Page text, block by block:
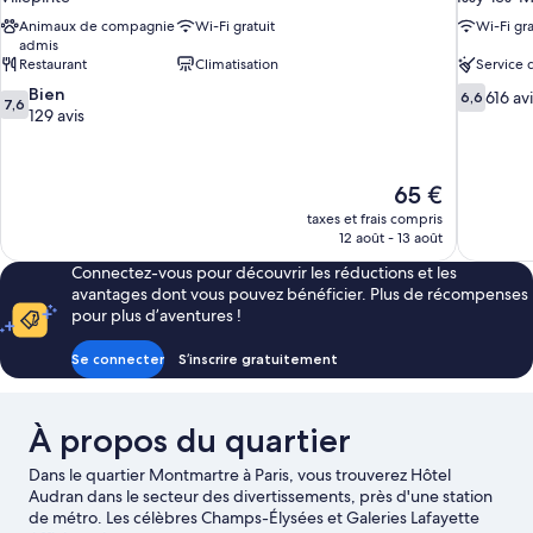
Animaux de compagnie
admis
Wi-Fi gratuit
Restaurant
Climatisation
7.6
sur
7,6 Bien
129 avis
Le
nouveau
prix
de
65 €
65 €
taxes et frais compris
12 août - 13 août
Wi-Fi
Service
6.6
sur
6,6 616
Connectez-vous pour découvrir les réductions et les
avantages dont vous pouvez bénéficier. Plus de récompenses
pour plus d’aventures !
Se connecter S’inscrire gratuitement
À propos du quartier
Dans le quartier Montmartre à Paris, vous trouverez Hôtel
Audran dans le secteur des divertissements, près d'une station
de métro. Les célèbres Champs-Élysées et Galeries Lafayette